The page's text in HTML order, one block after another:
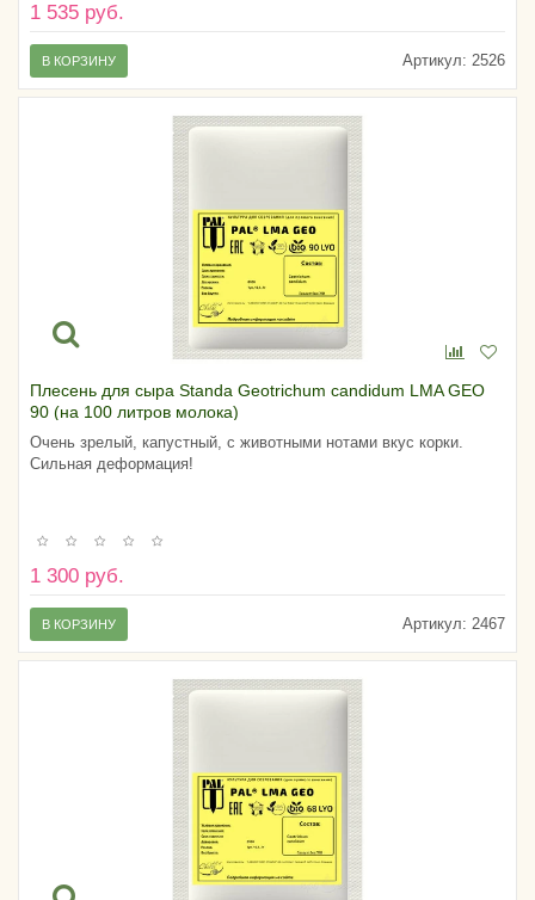
1 535 руб.
Артикул: 2526
В КОРЗИНУ
Плесень для сыра Standa Geotrichum candidum LMA GEO
90 (на 100 литров молока)
Очень зрелый, капустный, с животными нотами вкус корки.
Сильная деформация!
1 300 руб.
Артикул: 2467
В КОРЗИНУ